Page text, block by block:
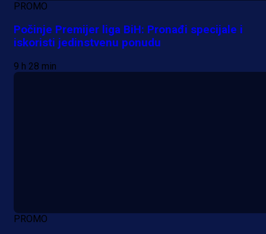
PROMO
Počinje Premijer liga BiH: Pronađi specijale i
iskoristi jedinstvenu ponudu
9 h 28 min
PROMO